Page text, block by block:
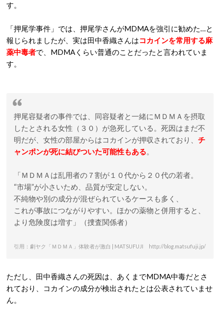
す。
「押尾学事件」では、押尾学さんがMDMAを強引に勧めた…と
報じられましたが、実は田中香織さんはコカインを常用する麻
薬中毒者で、MDMAくらい普通のことだったと言われていま
す。
押尾容疑者の事件では、同容疑者と一緒にＭＤＭＡを摂取
したとされる女性（３０）が急死している。死因はまだ不
明だが、女性の部屋からはコカインが押収されており、 チ
ャンポンが死に結びついた可能性もある。
「ＭＤＭＡは乱用者の７割が１０代から２０代の若者。
“市場”が小さいため、品質が安定しない。
不純物や別の成分が混ぜられているケースも多く、
これが事故につながりやすい。ほかの薬物と併用すると、
より危険度は増す」（捜査関係者）
引用：劇ヤク「ＭＤＭＡ」体験者が激白 | MATSUFUJI http://blog.matsufuji.jp/
ただし、田中香織さんの死因は、あくまでMDMA中毒だとさ
れており、コカインの成分が検出されたとは公表されていませ
ん。